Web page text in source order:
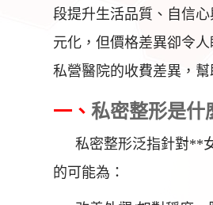
段提升生活品質、自信
元化，但價格差異卻令
私營醫院的收費差異，
一、私密整形是什
私密整形泛指針對**
的可能為：